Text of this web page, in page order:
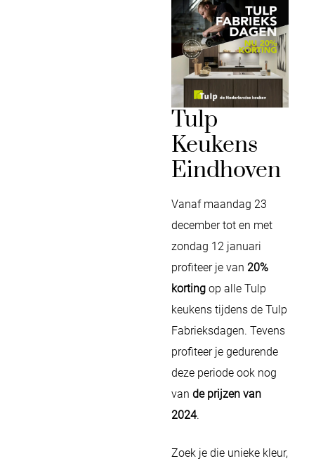
Tulp
Keukens
Eindhoven
Vanaf maandag 23
december tot en met
zondag 12 januari
profiteer je van 20%
korting op alle Tulp
keukens tijdens de Tulp
Fabrieksdagen. Tevens
profiteer je gedurende
deze periode ook nog
van de prijzen van
2024.
Zoek je die unieke kleur,